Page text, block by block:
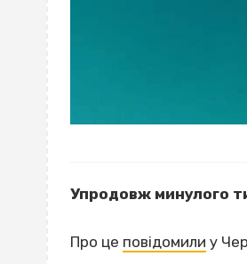
Упродовж минулого
Про це повідомили у